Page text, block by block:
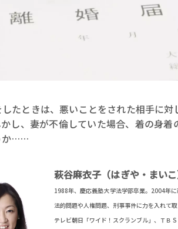
たときは、悪いことをされた相手に
し、妻が不倫していた場合、着の身
か……
萩谷麻衣子（はぎや・まいこ
1988年、慶応義塾大学法学部卒業。2004年
法的問題や人権問題、刑事事件に力を入れて取
テレビ朝日「ワイド！スクランブル」、ＴＢ